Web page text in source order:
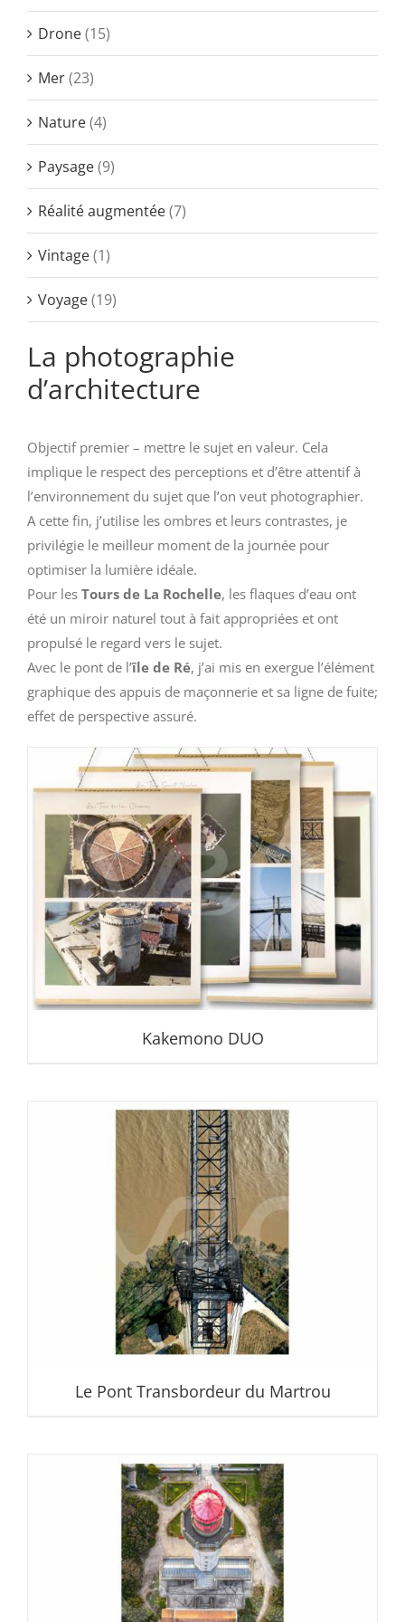
Rechercher:
Drone(15)
Mer(23)
Nature(4)
Paysage(9)
Réalité augmentée(7)
Vintage(1)
Voyage(19)
La photographie
d’architecture
Objectif premier – mettre le sujet en valeur. Cela
implique le respect des perceptions et d’être attentif à
l’environnement du sujet que l’on veut photographier.
A cette fin, j’utilise les ombres et leurs contrastes, je
privilégie le meilleur moment de la journée pour
optimiser la lumière idéale.
Pour les Tours de La Rochelle, les flaques d’eau ont
été un miroir naturel tout à fait appropriées et ont
propulsé le regard vers le sujet.
Avec le pont de l’île de Ré, j’ai mis en exergue l’élément
graphique des appuis de maçonnerie et sa ligne de fuite;
effet de perspective assuré.
Kakemono DUO
Le Pont Transbordeur du Martrou